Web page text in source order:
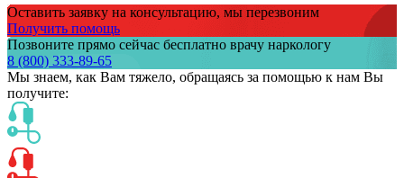
Оставить заявку на консультацию, мы перезвоним
Получить помощь
Позвоните прямо сейчас бесплатно врачу наркологу
8 (800) 333-89-65
Мы знаем, как Вам тяжело, обращаясь за помощью к нам Вы
получите: